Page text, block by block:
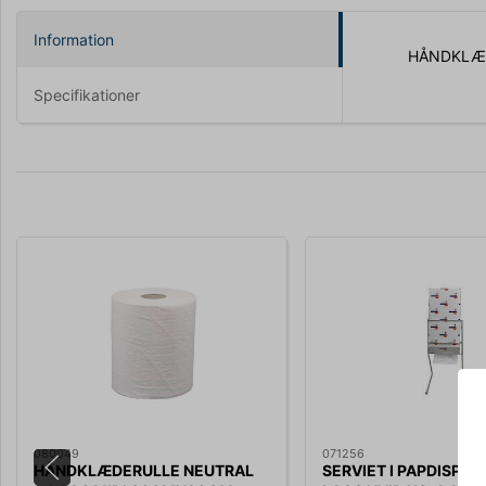
Information
Specifikationer
080049
HÅNDKLÆDERULLE NEUTRAL
071256
SERVIET I